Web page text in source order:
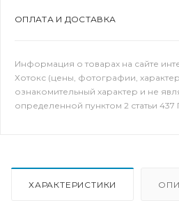
ОПЛАТА И ДОСТАВКА
Информация о товарах на сайте
Хотокс (цены, фотографии,
ознакомительный характер и не
определенной пунктом 2 статьи
ХАРАКТЕРИСТИКИ